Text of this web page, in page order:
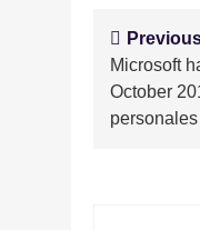
de
Microsoft
October